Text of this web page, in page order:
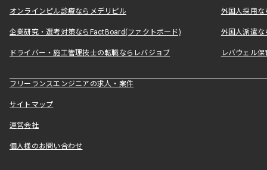
オンラインピル診療ならメデリピル 外国人採用
企業研究・選考対策ならFactBoard(ファクトボード) 外国人派遣な
ドライバー・施工管理技士の転職ならレバジョブ レバウェル
フリーランスエンジニアの求人・案件
サイトマップ
運営会社
個人様のお問い合わせ